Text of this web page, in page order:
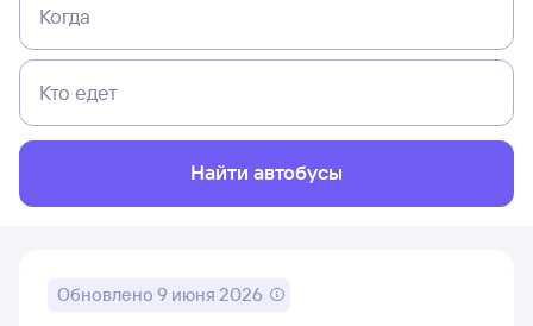
Когда
Кто едет
Найти автобусы
Обновлено 9 июня 2026